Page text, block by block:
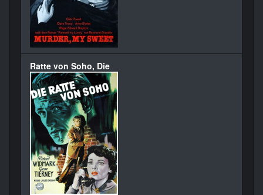
Ratte von Soho, Die